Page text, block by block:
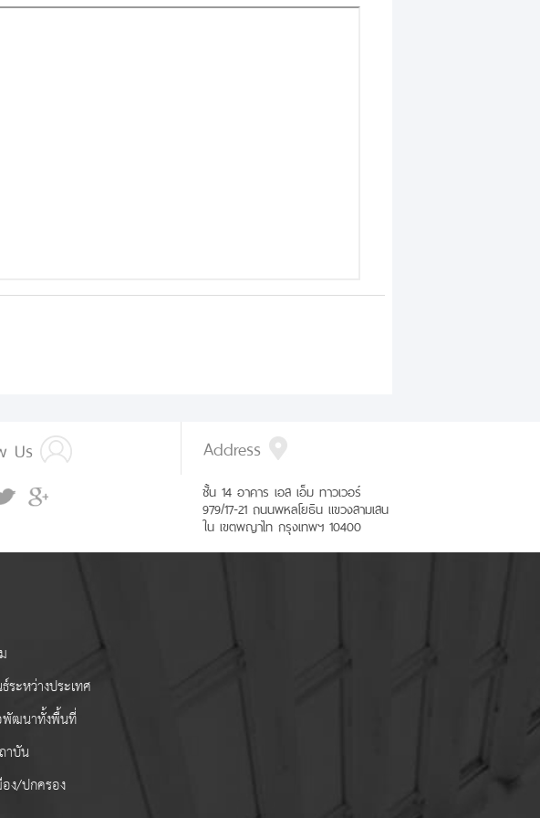
Us Address
ชั้น 14 อาคาร เอส เอ็ม ทาวเวอร์
979/17-21 ถนนพหลโยธิน แขวงสามเสน
ใน เขตพญาไท กรุงเทพฯ 10400
ะหว่างประเทศ
พัฒนาทั้งพื้นที่
าบัน
ง/ปกครอง